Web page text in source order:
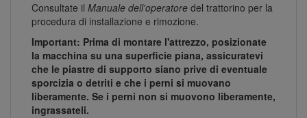
Consultate il Manuale dell'operatore del trattorino per la
procedura di installazione e rimozione.
Important: Prima di montare l'attrezzo, posizionate
la macchina su una superficie piana, assicuratevi
che le piastre di supporto siano prive di eventuale
sporcizia o detriti e che i perni si muovano
liberamente. Se i perni non si muovono liberamente,
ingrassateli.